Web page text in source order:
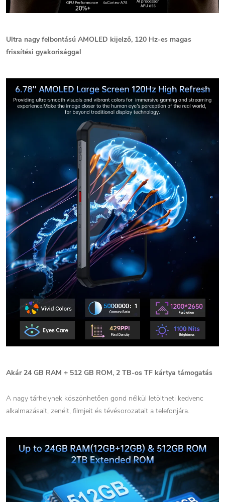
Ultra nagy felbontású AMOLED kijelző, 120 Hz-es magas
frissítési gyakorisággal
Akár 24 GB RAM + 512 GB ROM, 2 TB-os TF kártya támogatás
A nagy tárhelynek köszönhetően gond nélkül letöltheti kedvenc
alkalmazásait, zenéit, filmjeit és tévésorozatait a telefonjára.